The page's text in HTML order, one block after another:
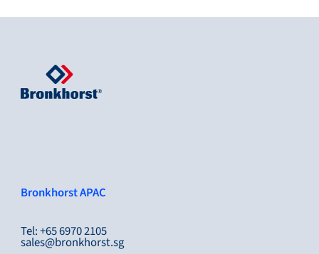
Bronkhorst APAC
Tel: +65 6970 2105
sales@bronkhorst.sg